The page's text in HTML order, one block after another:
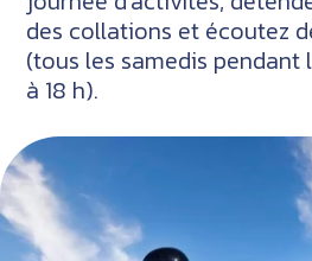
des collations et écoutez
(tous les samedis pendant
à 18 h).